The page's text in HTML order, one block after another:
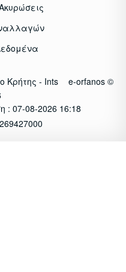
e-orfanos ©
07-08-2026 16:18